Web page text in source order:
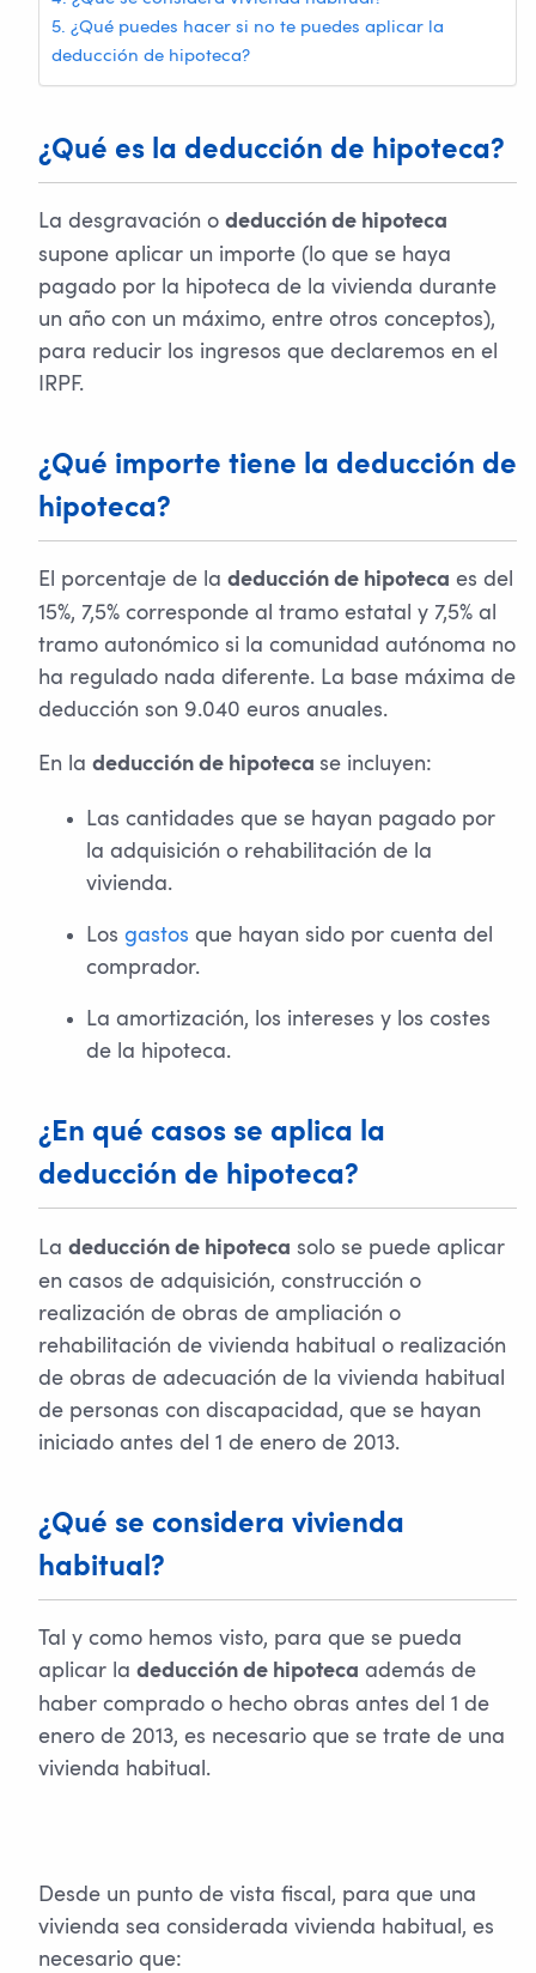
¿Qué puedes hacer si no te puedes aplicar la
deducción de hipoteca?
¿Qué es la deducción de hipoteca?
La desgravación o deducción de hipoteca
supone aplicar un importe (lo que se haya
pagado por la hipoteca de la vivienda durante
un año con un máximo, entre otros conceptos),
para reducir los ingresos que declaremos en el
IRPF.
¿Qué importe tiene la deducción de
hipoteca?
El porcentaje de la deducción de hipoteca es del
15%, 7,5% corresponde al tramo estatal y 7,5% al
tramo autonómico si la comunidad autónoma no
ha regulado nada diferente. La base máxima de
deducción son 9.040 euros anuales.
En la deducción de hipoteca se incluyen:
Las cantidades que se hayan pagado por
la adquisición o rehabilitación de la
vivienda.
Los gastos que hayan sido por cuenta del
comprador.
La amortización, los intereses y los costes
de la hipoteca.
¿En qué casos se aplica la
deducción de hipoteca?
La deducción de hipoteca solo se puede aplicar
en casos de adquisición, construcción o
realización de obras de ampliación o
rehabilitación de vivienda habitual o realización
de obras de adecuación de la vivienda habitual
de personas con discapacidad, que se hayan
iniciado antes del 1 de enero de 2013.
¿Qué se considera vivienda
habitual?
Tal y como hemos visto, para que se pueda
aplicar la deducción de hipoteca además de
haber comprado o hecho obras antes del 1 de
enero de 2013, es necesario que se trate de una
vivienda habitual.
Desde un punto de vista fiscal, para que una
vivienda sea considerada vivienda habitual, es
necesario que: